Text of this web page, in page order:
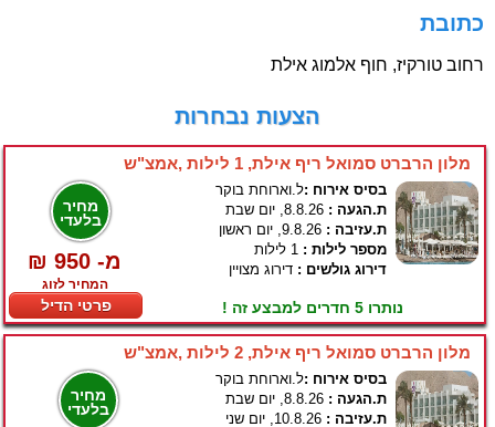
כתובת
רחוב טורקיז, חוף אלמוג אילת
הצעות נבחרות
מלון הרברט סמואל ריף אילת, 1 לילות ,אמצ"ש
מחיר
בלעדי
₪ 950 -מ
המחיר לזוג
פרטי הדיל
בסיס אירוח :ל.וארוחת בוקר
ת.הגעה :
ת.עזיבה :
מספר לילות :
דירוג גולשים : דירוג מצויין
נותרו 5 חדרים למבצע זה !
מלון הרברט סמואל ריף אילת, 2 לילות ,אמצ"ש
מחיר
בלעדי
בסיס אירוח :ל.וארוחת בוקר
ת.הגעה :
ת.עזיבה :